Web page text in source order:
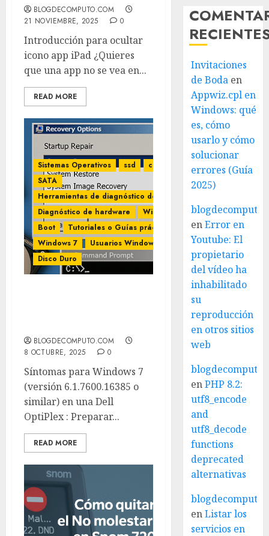
BLOGDECOMPUTO.COM
21 NOVIEMBRE, 2025
0
Introducción para ocultar
icono app iPad ¿Quieres
que una app no se vea en...
READ MORE
Sistemas Operativos ssd
cmd
SATA
Herramientas de diagnóstico de disco
Diagnóstico de hardware
Windows
Boot
Tutoriales o Guías prácticas
Windows 7
Usuarios Windows
Disco Duro
BLOGDECOMPUTO.COM
8 OCTUBRE, 2025
0
Síntomas para Windows 7
(versión 6.1.7600.16385 o
similar) en una Dell
OptiPlex : Preparar...
READ MORE
Invitaciones
de Boda en
Appwiz.cpl en
Windows: qué
es, cómo
usarlo y cómo
solucionar
errores (Guía
2025)
enError en
Youtube: El
propietario
del vídeo ha
inhabilitado
su
reproducción
en otros sitios
web
enPHP 8.2:
utf8_encode
and
utf8_decode
functions
deprecated
alternativas
enListar los
servicios en